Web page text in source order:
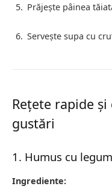
Prăjește pâinea
Servește supa cu
Rețete rapide
gustări
1. Humus cu
Ingrediente: